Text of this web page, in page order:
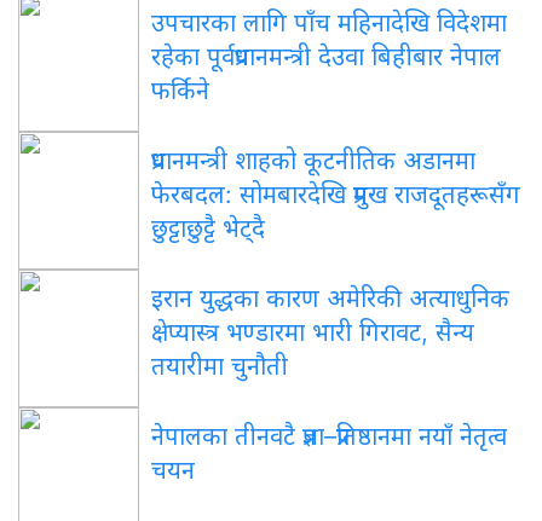
उपचारका लागि पाँच महिनादेखि विदेशमा
रहेका पूर्वप्रधानमन्त्री देउवा बिहीबार नेपाल
फर्किने
प्रधानमन्त्री शाहको कूटनीतिक अडानमा
फेरबदल: सोमबारदेखि प्रमुख राजदूतहरूसँग
छुट्टाछुट्टै भेट्दै
इरान युद्धका कारण अमेरिकी अत्याधुनिक
क्षेप्यास्त्र भण्डारमा भारी गिरावट, सैन्य
तयारीमा चुनौती
नेपालका तीनवटै प्रज्ञा–प्रतिष्ठानमा नयाँ नेतृत्व
चयन